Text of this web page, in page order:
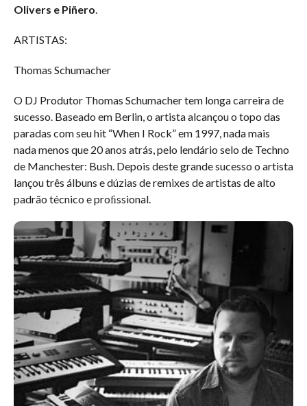
Olivers e Piñero.
ARTISTAS:
Thomas Schumacher
O DJ Produtor Thomas Schumacher tem longa carreira de
sucesso. Baseado em Berlin, o artista alcançou o topo das
paradas com seu hit “When I Rock” em 1997, nada mais
nada menos que 20 anos atrás, pelo lendário selo de Techno
de Manchester: Bush. Depois deste grande sucesso o artista
lançou três álbuns e dúzias de remixes de artistas de alto
padrão técnico e proﬁssional.